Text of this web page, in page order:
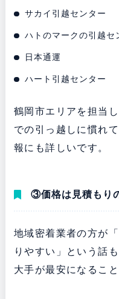
サカイ引越センター
ハトのマークの引越セ
日本通運
ハート引越センター
鶴岡市エリアを担当
での引っ越しに慣れ
報にも詳しいです。
③価格は見積もり
地域密着業者の方が
りやすい」という話
大手が最安になること